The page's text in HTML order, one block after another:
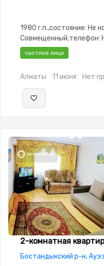
1980 г.п.,состояние: Не
Совмещенный,телефон:
Рядом охраняемая
частное лицо
Алматы 11 июня Нет
2-комнатная
Бостандыкский р-н,